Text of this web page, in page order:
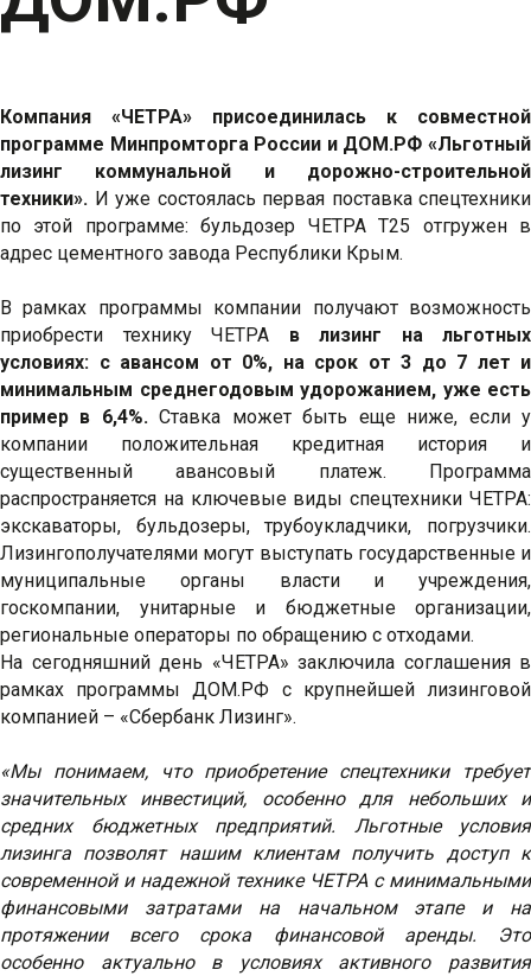
Компания «ЧЕТРА» присоединилась к совместной
программе Минпромторга России и ДОМ.РФ «Льготный
лизинг коммунальной и дорожно-строительной
техники». И уже состоялась первая поставка спецтехники
по этой программе: бульдозер ЧЕТРА Т25 отгружен в
адрес цементного завода Республики Крым.
В рамках программы компании получают возможность
приобрести технику ЧЕТРА в лизинг на льготных
условиях: c авансом от 0%, на срок от 3 до 7 лет и
минимальным среднегодовым удорожанием, уже есть
пример в 6,4%.Ставка может быть еще ниже, если у
компании положительная кредитная история и
существенный авансовый платеж. Программа
распространяется на ключевые виды спецтехники ЧЕТРА:
экскаваторы, бульдозеры, трубоукладчики, погрузчики.
Лизингополучателями могут выступать государственные и
муниципальные органы власти и учреждения,
госкомпании, унитарные и бюджетные организации,
региональные операторы по обращению с отходами.
На сегодняшний день «ЧЕТРА» заключила соглашения в
рамках программы ДОМ.РФ с крупнейшей лизинговой
компанией – «Сбербанк Лизинг».
«Мы понимаем, что приобретение спецтехники требует
значительных инвестиций, особенно для небольших и
средних бюджетных предприятий. Льготные условия
лизинга позволят нашим клиентам получить доступ к
современной и надежной технике ЧЕТРА с минимальными
финансовыми затратами на начальном этапе и на
протяжении всего срока финансовой аренды. Это
особенно актуально в условиях активного развития